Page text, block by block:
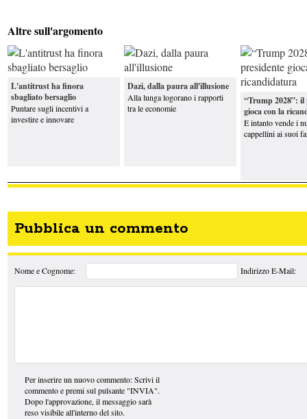
Crosetto: “Le navi italiane restano nel Mar
Rosso, presto nuove armi a Kiev”
intervento con l'accisa mobile. Per ...
I
vantaggi (apparenti) della Cina
Altro parere
Altre sull'argomento
L'antitrust ha finora
sbagliato bersaglio
Puntare sugli incentivi a
investire e innovare
Dazi, dalla paura all'illusione
Alla lunga logorano i rapporti
tra le economie
“Trump 2028”: il
gioca con la
E intanto vende i
cappellini ai suoi
Pubblica un commento
Nome e Cognome: Indirizzo E-Mail:
Per inserire un nuovo commento: Scrivi il
commento e premi sul pulsante "INVIA".
Dopo l'approvazione, il messaggio sarà
reso visibile all'interno del sito.